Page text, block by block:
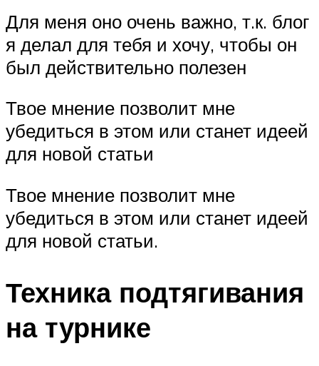
Для меня оно очень важно, т.к. блог
я делал для тебя и хочу, чтобы он
был действительно полезен
Твое мнение позволит мне
убедиться в этом или станет идеей
для новой статьи
Твое мнение позволит мне
убедиться в этом или станет идеей
для новой статьи.
Техника подтягивания
на турнике